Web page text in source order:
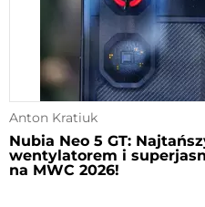
Anton Kratiuk
Nubia Neo 5 GT:
wentylatorem i
na MWC 2026!